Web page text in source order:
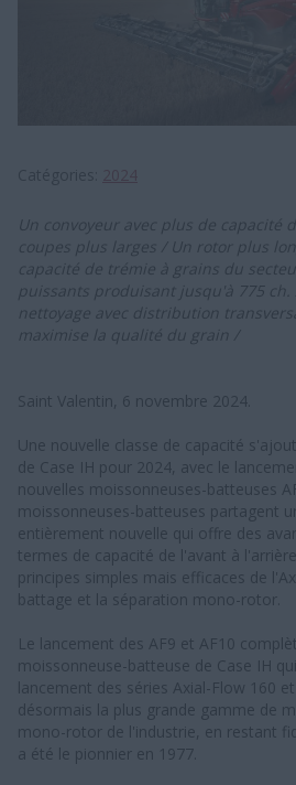
Un convoyeur avec plus de capacité
coupes plus larges / Un rotor plus
capacité de trémie à grains du
puissants produisant jusqu'à 775
nettoyage avec distribution
maximise la qualité du grain /
Saint Valentin, 6 novembre 2024.
Une nouvelle classe de capacité
de Case IH pour 2024, avec le
nouvelles moissonneuses-batteuses
moissonneuses-batteuses partagent
entièrement nouvelle qui offre des
termes de capacité de l'avant à
principes simples mais efficaces de
battage et la séparation mono-rotor.
Le lancement des AF9 et AF10
moissonneuse-batteuse de Case IH
lancement des séries Axial-Flow 160
désormais la plus grande gamme de
mono-rotor de l'industrie, en restant
a été le pionnier en 1977.